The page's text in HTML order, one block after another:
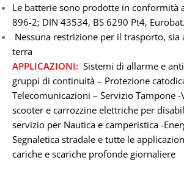
Le batterie sono prodotte in conformità
896-2; DIN 43534, BS 6290 Pt4, Eurobat.
Nessuna restrizione per il trasporto,
terra
APPLICAZIONI: Sistemi di allarme e
gruppi di continuità – Protezione
Telecomunicazioni – Servizio Tampone
scooter e carrozzine elettriche per
servizio per Nautica e camperistica -
Segnaletica stradale e tutte le
cariche e scariche profonde giornaliere